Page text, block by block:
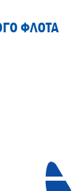
ФЛОТА